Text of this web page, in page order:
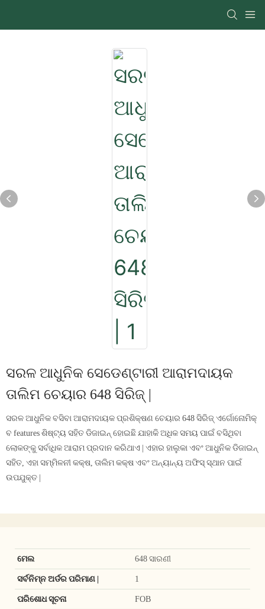
ସରଳ ଆଧୁନିକ ସେଡେଣ୍ଟାରୀ ଆରାମଦାୟକ
ତାଲିମ ଚେୟାର 648 ସିରିଜ୍ |
ସରଳ ଆଧୁନିକ ବସିବା ଆରାମଦାୟକ ପ୍ରଶିକ୍ଷଣ ଚେୟାର 648 ସିରିଜ୍ ଏର୍ଗୋନୋମିକ୍
ବ features ଶିଷ୍ଟ୍ୟ ସହିତ ଡିଜାଇନ୍ ହୋଇଛି ଯାହାକି ଅଧିକ ସମୟ ପାଇଁ ବସିଥିବା
ଲୋକଙ୍କୁ ସର୍ବାଧିକ ଆରାମ ପ୍ରଦାନ କରିଥାଏ | ଏହାର ହାଲୁକା ଏବଂ ଆଧୁନିକ ଡିଜାଇନ୍
ସହିତ, ଏହା ସମ୍ମିଳନୀ କକ୍ଷ, ତାଲିମ କକ୍ଷ ଏବଂ ଅନ୍ୟାନ୍ୟ ଅଫିସ୍ ସ୍ଥାନ ପାଇଁ
ଉପଯୁକ୍ତ |
ମେଲ 648 ସାରଣୀ
ସର୍ବନିମ୍ନ ଅର୍ଡର ପରିମାଣ | 1
ପରିଶୋଧ ସୂଚନା FOB